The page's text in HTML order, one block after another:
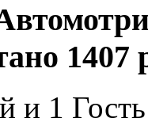
1407
и 1